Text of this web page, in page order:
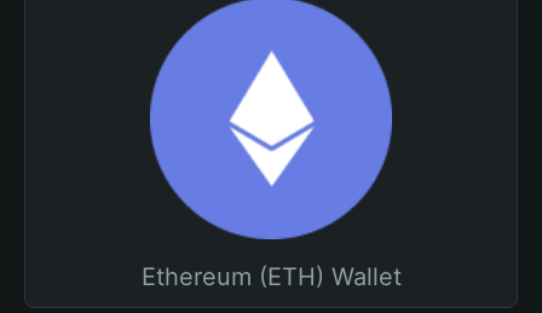
Ethereum (ETH) Wallet